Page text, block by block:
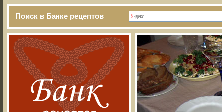
Поиск в Банке рецептов